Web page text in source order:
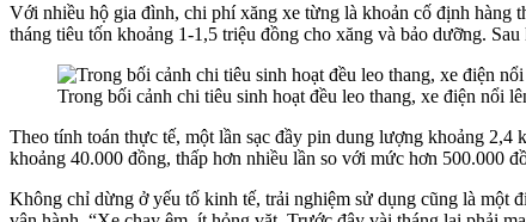
Với nhiều hộ gia đình, chi phí xăng xe từng là khoản cố định hàng
tháng tiêu tốn khoảng 1-1,5 triệu đồng cho xăng và bảo dưỡng.
Trong bối cảnh chi tiêu sinh hoạt đều leo thang, xe điện nổi
Theo tính toán thực tế, một lần sạc đầy pin dung lượng khoảng
khoảng 40.000 đồng, thấp hơn nhiều lần so với mức hơn 500.000
Không chỉ dừng ở yếu tố kinh tế, trải nghiệm sử dụng cũng là một